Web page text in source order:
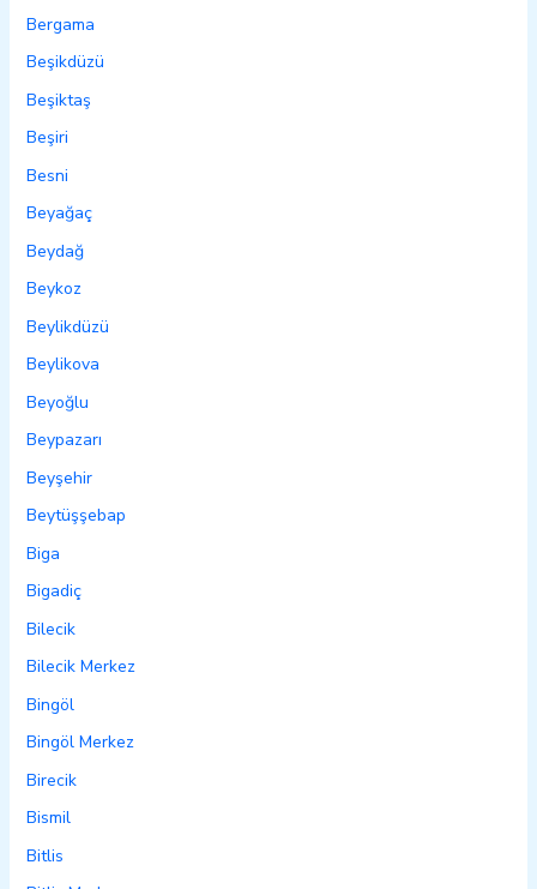
Bergama
Beşikdüzü
Beşiktaş
Beşiri
Besni
Beyağaç
Beydağ
Beykoz
Beylikdüzü
Beylikova
Beyoğlu
Beypazarı
Beyşehir
Beytüşşebap
Biga
Bigadiç
Bilecik
Bilecik Merkez
Bingöl
Bingöl Merkez
Birecik
Bismil
Bitlis